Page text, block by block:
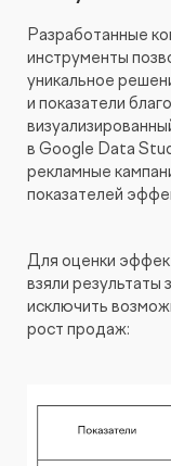
Разработанные
инструменты
уникальное
и показатели
в Google Data
рекламные
показателей
Для оценки
взяли
исключить
рост продаж: